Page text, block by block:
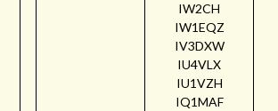
IW2CH
IW1EQZ
IV3DXW
IU4VLX
IU1VZH
IQ1MAF